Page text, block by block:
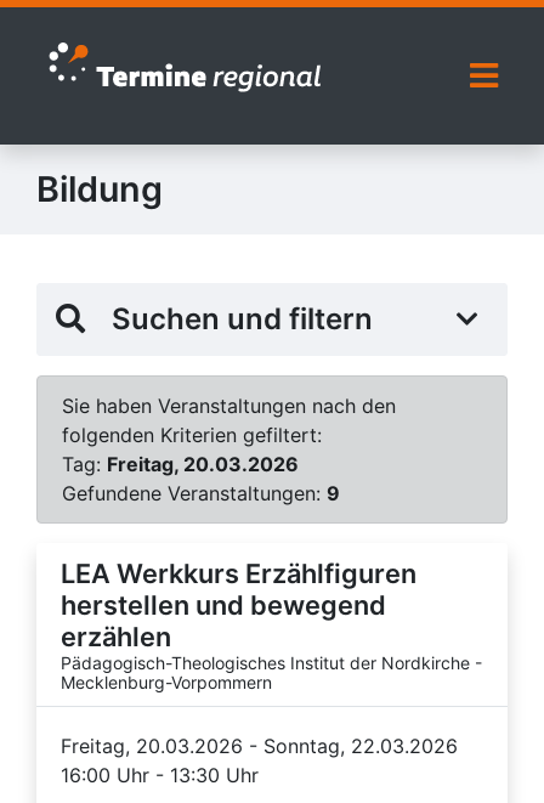
Zur Navigation springen
Zum Inhalt springen
Bildung
Suchen und filtern
Sie haben Veranstaltungen nach den
folgenden Kriterien gefiltert:
Tag: Freitag, 20.03.2026
Gefundene Veranstaltungen: 9
LEA Werkkurs Erzählfiguren
herstellen und bewegend
erzählen
Pädagogisch-Theologisches Institut der Nordkirche -
Mecklenburg-Vorpommern
Freitag, 20.03.2026 - Sonntag, 22.03.2026
16:00 Uhr - 13:30 Uhr